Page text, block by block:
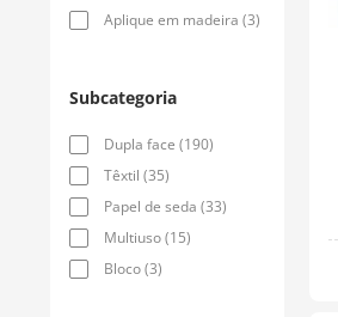
Aplique em madeira (3)
Subcategoria
Dupla face (190)
Têxtil (35)
Papel de seda (33)
Multiuso(15)
Bloco(3)